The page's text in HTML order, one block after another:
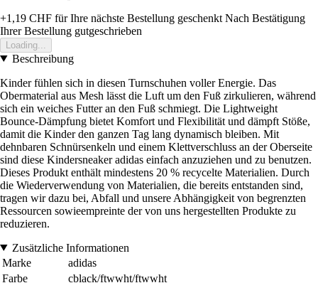
+1,19 CHF für Ihre nächste Bestellung geschenkt Nach Bestätigung
Ihrer Bestellung gutgeschrieben
Loading...
Beschreibung
Kinder fühlen sich in diesen Turnschuhen voller Energie. Das
Obermaterial aus Mesh lässt die Luft um den Fuß zirkulieren, während
sich ein weiches Futter an den Fuß schmiegt. Die Lightweight
Bounce-Dämpfung bietet Komfort und Flexibilität und dämpft Stöße,
damit die Kinder den ganzen Tag lang dynamisch bleiben. Mit
dehnbaren Schnürsenkeln und einem Klettverschluss an der Oberseite
sind diese Kindersneaker adidas einfach anzuziehen und zu benutzen.
Dieses Produkt enthält mindestens 20 % recycelte Materialien. Durch
die Wiederverwendung von Materialien, die bereits entstanden sind,
tragen wir dazu bei, Abfall und unsere Abhängigkeit von begrenzten
Ressourcen sowieempreinte der von uns hergestellten Produkte zu
reduzieren.
Zusätzliche Informationen
Marke
adidas
Farbe
cblack/ftwwht/ftwwht